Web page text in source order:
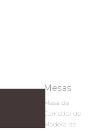
Mesas
Mesa de
Comedor de
Madera de